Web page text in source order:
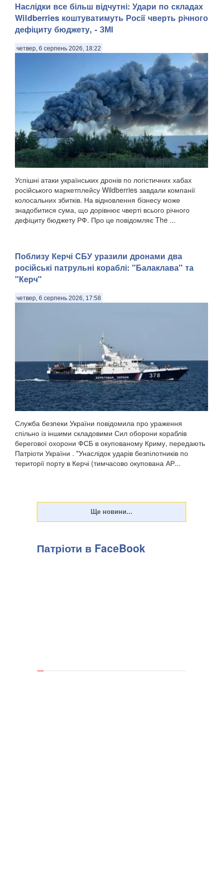
Наслідки все більш відчутні: Удари по складах
Wildberries коштуватимуть Росії чверть річного
дефіциту бюджету, - ЗМІ
четвер, 6 серпень 2026, 18:22
Успішні атаки українських дронів по логістичних хабах
російського маркетплейсу Wildberries завдали компанії
колосальних збитків. На відновлення бізнесу може
знадобитися сума, що дорівнює чверті всього річного
дефіциту бюджету РФ. Про це повідомляє The ...
Поблизу Керчі СБУ уразили дронами два
російські патрульні кораблі: "Балаклава" та
"Керч"
четвер, 6 серпень 2026, 17:58
Служба безпеки України повідомила про ураження
спільно із іншими складовими Сил оборони кораблів
берегової охорони ФСБ в окупованому Криму, передають
Патріоти України . "Унаслідок ударів безпілотників по
території порту в Керчі (тимчасово окупована АР...
Патріоти в FaceBook